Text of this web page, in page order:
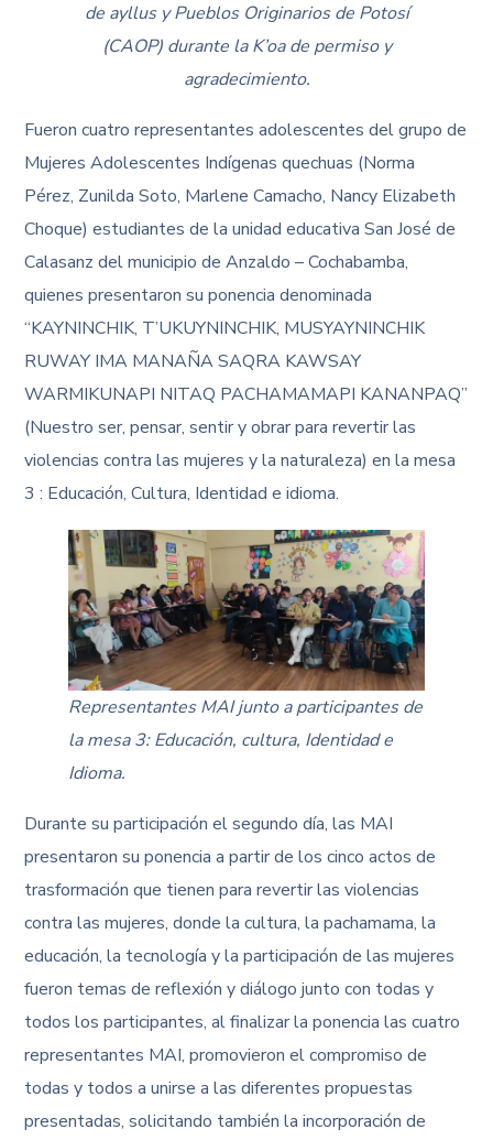
de ayllus y Pueblos Originarios de Potosí
(CAOP) durante la K’oa de permiso y
agradecimiento.
Fueron cuatro representantes adolescentes del grupo de
Mujeres Adolescentes Indígenas quechuas (Norma
Pérez, Zunilda Soto, Marlene Camacho, Nancy Elizabeth
Choque) estudiantes de la unidad educativa San José de
Calasanz del municipio de Anzaldo – Cochabamba,
quienes presentaron su ponencia denominada
“KAYNINCHIK, T’UKUYNINCHIK, MUSYAYNINCHIK
RUWAY IMA MANAÑA SAQRA KAWSAY
WARMIKUNAPI NITAQ PACHAMAMAPI KANANPAQ”
(Nuestro ser, pensar, sentir y obrar para revertir las
violencias contra las mujeres y la naturaleza) en la mesa
3 : Educación, Cultura, Identidad e idioma.
Representantes MAI junto a participantes de
la mesa 3: Educación, cultura, Identidad e
Idioma.
Durante su participación el segundo día, las MAI
presentaron su ponencia a partir de los cinco actos de
trasformación que tienen para revertir las violencias
contra las mujeres, donde la cultura, la pachamama, la
educación, la tecnología y la participación de las mujeres
fueron temas de reflexión y diálogo junto con todas y
todos los participantes, al finalizar la ponencia las cuatro
representantes MAI, promovieron el compromiso de
todas y todos a unirse a las diferentes propuestas
presentadas, solicitando también la incorporación de